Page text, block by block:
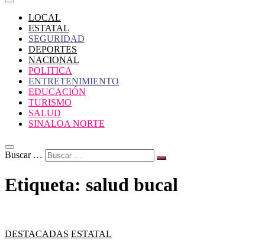
LOCAL
ESTATAL
SEGURIDAD
DEPORTES
NACIONAL
POLITICA
ENTRETENIMIENTO
EDUCACIÓN
TURISMO
SALUD
SINALOA NORTE
Buscar …
Etiqueta: salud bucal
DESTACADAS ESTATAL